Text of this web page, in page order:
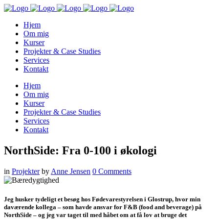
Hjem
Om mig
Kurser
Projekter & Case Studies
Services
Kontakt
Hjem
Om mig
Kurser
Projekter & Case Studies
Services
Kontakt
NorthSide: Fra 0-100 i økologi
in Projekter by Anne Jensen 0 Comments
Jeg husker tydeligt et besøg hos Fødevarestyrelsen i Glostrup, hvor min
daværende kollega – som havde ansvar for F&B (food and beverage) på
NorthSide – og jeg var taget til med håbet om at få lov at bruge det